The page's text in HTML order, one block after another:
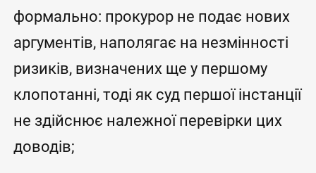
формально: прокурор не подає нових
аргументів, наполягає на незмінності
ризиків, визначених ще у першому
клопотанні, тоді як суд першої інстанції
не здійснює належної перевірки цих
доводів;